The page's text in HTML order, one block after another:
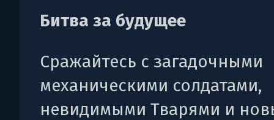
Битва за будущее
Сражайтесь с загадочными
механическими солдатами,
невидимыми Тварями и